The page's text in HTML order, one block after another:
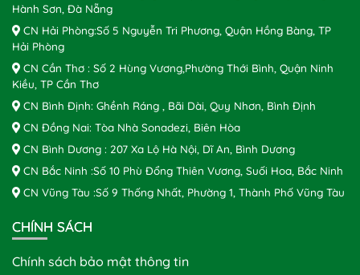
Hành Sơn, Đà Nẵng
CN Hải Phòng:Số 5 Nguyễn Tri Phương, Quận Hồng Bàng, TP
Hải Phòng
CN Cần Thơ : Số 2 Hùng Vương,Phường Thới Bình, Quận Ninh
Kiều, TP Cần Thơ
CN Bình Định: Ghềnh Ráng , Bãi Dài, Quy Nhơn, Bình Định
CN Đồng Nai: Tòa Nhà Sonadezi, Biên Hòa
CN Bình Dương : 207 Xa Lộ Hà Nội, Dĩ An, Bình Dương
CN Bắc Ninh :Số 10 Phù Đổng Thiên Vương, Suối Hoa, Bắc Ninh
CN Vũng Tàu :Số 9 Thống Nhất, Phường 1, Thành Phố Vũng Tàu
CHÍNH SÁCH
Chính sách bảo mật thông tin